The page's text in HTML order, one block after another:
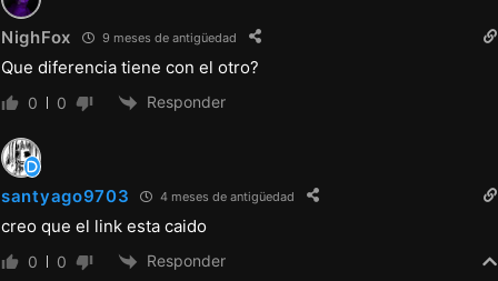
NighFox 9 meses de antigüedad
Que diferencia tiene con el otro?
0 0 Responder
santyago9703 4 meses de antigüedad
creo que el link esta caido
0 0 Responder